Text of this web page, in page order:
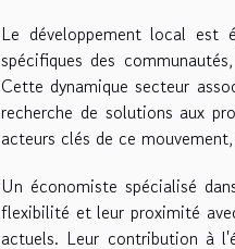
Le développement local est
spécifiques des
Cette dynamique secteur
recherche de solutions aux
acteurs clés de ce
Un économiste spécialisé
flexibilité et leur proximité
actuels. Leur contribution à